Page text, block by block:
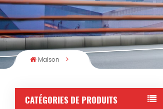
Maison
CATÉGORIES DE PRODUITS